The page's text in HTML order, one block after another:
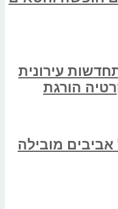
עירונית
הורגת
מובילה